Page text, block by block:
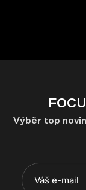
Výběr top